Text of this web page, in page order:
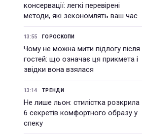
консервації: легкі перевірені
методи, які зекономлять ваш час
13:55 ГОРОСКОПИ
Чому не можна мити підлогу після
гостей: що означає ця прикмета і
звідки вона взялася
13:14 ТРЕНДИ
Не лише льон: стилістка розкрила
6 секретів комфортного образу у
спеку